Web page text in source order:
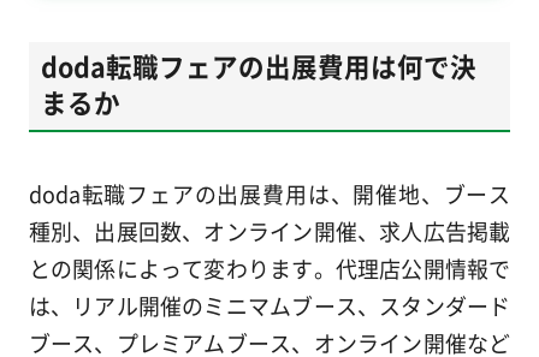
doda転職フェアの出展費用は何で決
まるか
doda転職フェアの出展費用は、開催地、ブース
種別、出展回数、オンライン開催、求人広告掲載
との関係によって変わります。代理店公開情報で
は、リアル開催のミニマムブース、スタンダード
ブース、プレミアムブース、オンライン開催など